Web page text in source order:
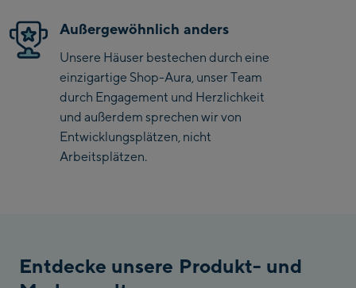
Saalbach Ski-Service
Center
Viehhofen Talstation
/Valley station
Salzburg:
McArthurGlen
Designer Outlet
/ Valley station
Außergewöhnlich anders
Unsere Häuser bestechen durch eine
einzigartige Shop-Aura, unser Team
durch Engagement und Herzlichkeit
und außerdem sprechen wir von
Entwicklungsplätzen, nicht
Arbeitsplätzen.
Entdecke unsere Produkt- und